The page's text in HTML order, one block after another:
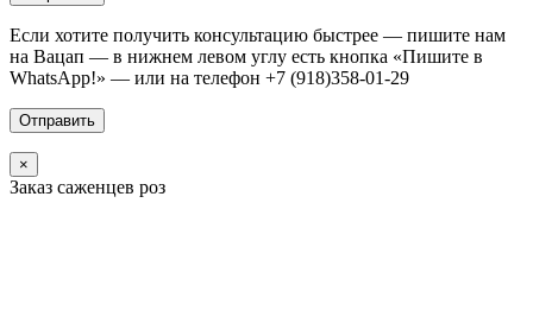
Если хотите получить консультацию быстрее — пишите нам
на Вацап — в нижнем левом углу есть кнопка «Пишите в
WhatsApp!» — или на телефон +7 (918)358-01-29
×
Заказ саженцев роз